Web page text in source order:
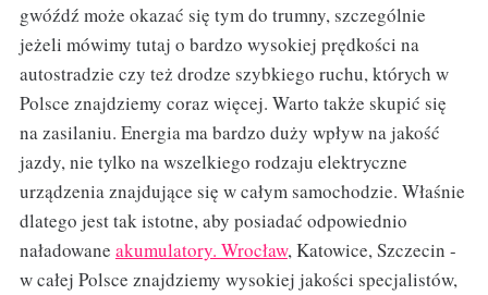
gwóźdź może okazać się tym do trumny, szczególnie
jeżeli mówimy tutaj o bardzo wysokiej prędkości na
autostradzie czy też drodze szybkiego ruchu, których w
Polsce znajdziemy coraz więcej. Warto także skupić się
na zasilaniu. Energia ma bardzo duży wpływ na jakość
jazdy, nie tylko na wszelkiego rodzaju elektryczne
urządzenia znajdujące się w całym samochodzie. Właśnie
dlatego jest tak istotne, aby posiadać odpowiednio
naładowane akumulatory. Wrocław, Katowice, Szczecin -
w całej Polsce znajdziemy wysokiej jakości specjalistów,